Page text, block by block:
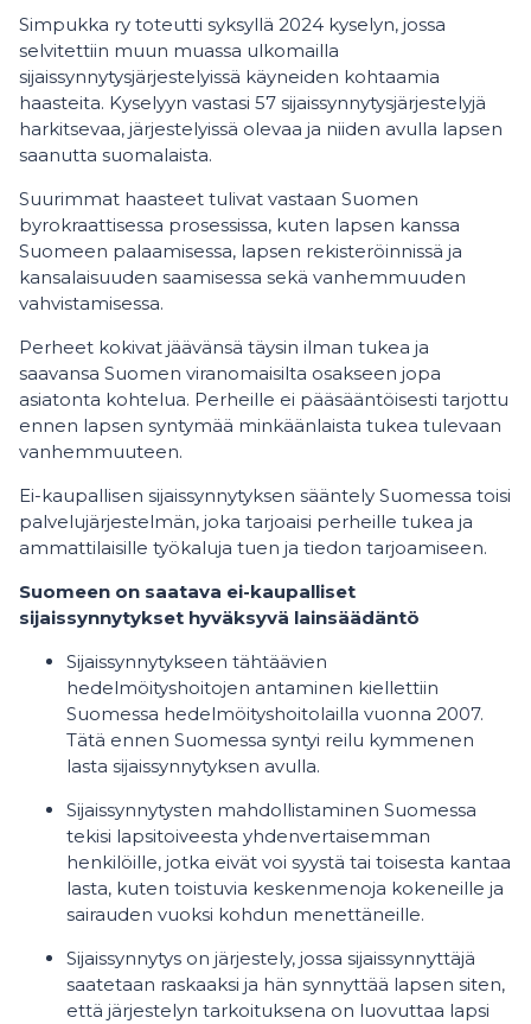
Simpukka ry toteutti syksyllä 2024 kyselyn, jossa
selvitettiin muun muassa ulkomailla
sijaissynnytysjärjestelyissä käyneiden kohtaamia
haasteita. Kyselyyn vastasi 57 sijaissynnytysjärjestelyjä
harkitsevaa, järjestelyissä olevaa ja niiden avulla lapsen
saanutta suomalaista.
Suurimmat haasteet tulivat vastaan Suomen
byrokraattisessa prosessissa, kuten lapsen kanssa
Suomeen palaamisessa, lapsen rekisteröinnissä ja
kansalaisuuden saamisessa sekä vanhemmuuden
vahvistamisessa.
Perheet kokivat jäävänsä täysin ilman tukea ja
saavansa Suomen viranomaisilta osakseen jopa
asiatonta kohtelua. Perheille ei pääsääntöisesti tarjottu
ennen lapsen syntymää minkäänlaista tukea tulevaan
vanhemmuuteen.
Ei-kaupallisen sijaissynnytyksen sääntely Suomessa toisi
palvelujärjestelmän, joka tarjoaisi perheille tukea ja
ammattilaisille työkaluja tuen ja tiedon tarjoamiseen.
Suomeen on saatava ei-kaupalliset
sijaissynnytykset hyväksyvä lainsäädäntö
Sijaissynnytykseen tähtäävien
hedelmöityshoitojen antaminen kiellettiin
Suomessa hedelmöityshoitolailla vuonna 2007.
Tätä ennen Suomessa syntyi reilu kymmenen
lasta sijaissynnytyksen avulla.
Sijaissynnytysten mahdollistaminen Suomessa
tekisi lapsitoiveesta yhdenvertaisemman
henkilöille, jotka eivät voi syystä tai toisesta kantaa
lasta, kuten toistuvia keskenmenoja kokeneille ja
sairauden vuoksi kohdun menettäneille.
Sijaissynnytys on järjestely, jossa sijaissynnyttäjä
saatetaan raskaaksi ja hän synnyttää lapsen siten,
että järjestelyn tarkoituksena on luovuttaa lapsi